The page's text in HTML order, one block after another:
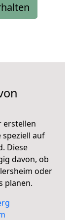
erstellen
auf
Diese
davon, ob
oder
planen.